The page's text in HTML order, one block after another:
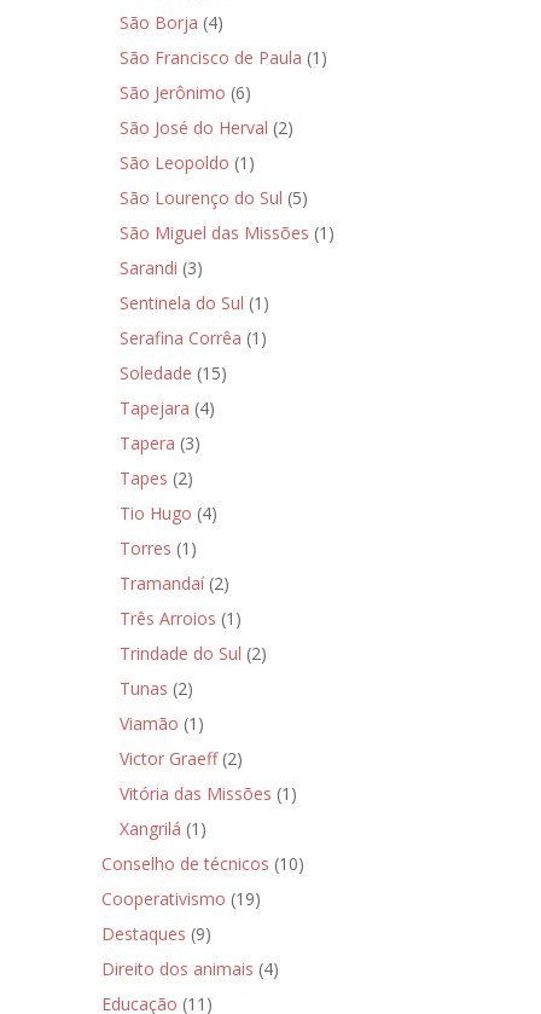
São Borja (4)
São Francisco de Paula (1)
São Jerônimo (6)
São José do Herval (2)
São Leopoldo (1)
São Lourenço do Sul (5)
São Miguel das Missões (1)
Sarandi (3)
Sentinela do Sul (1)
Serafina Corrêa (1)
Soledade (15)
Tapejara (4)
Tapera (3)
Tapes (2)
Tio Hugo (4)
Torres (1)
Tramandaí(2)
Três Arroios (1)
Trindade do Sul (2)
Tunas (2)
Viamão (1)
Victor Graeff(2)
Vitória das Missões (1)
Xangrilá (1)
Conselho de técnicos (10)
Cooperativismo (19)
Destaques (9)
Direito dos animais (4)
Educação (11)